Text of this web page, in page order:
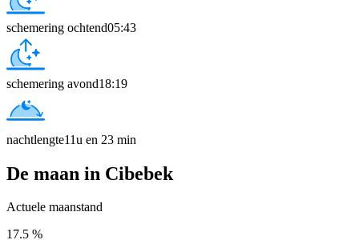
schemering ochtend05:43
schemering avond18:19
nachtlengte11u en 23 min
De maan in Cibebek
Actuele maanstand
17.5 %